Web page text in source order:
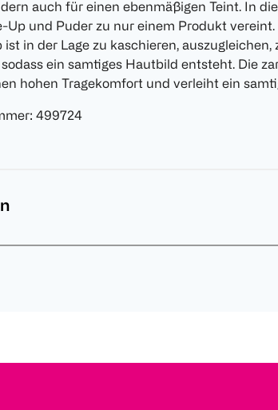
auch für einen ebenmäßigen Teint. In
Up und Puder zu nur einem Produkt vereint.
ist in der Lage zu kaschieren,
ein samtiges Hautbild entsteht. Die
hohen Tragekomfort und verleiht ein
: 499724